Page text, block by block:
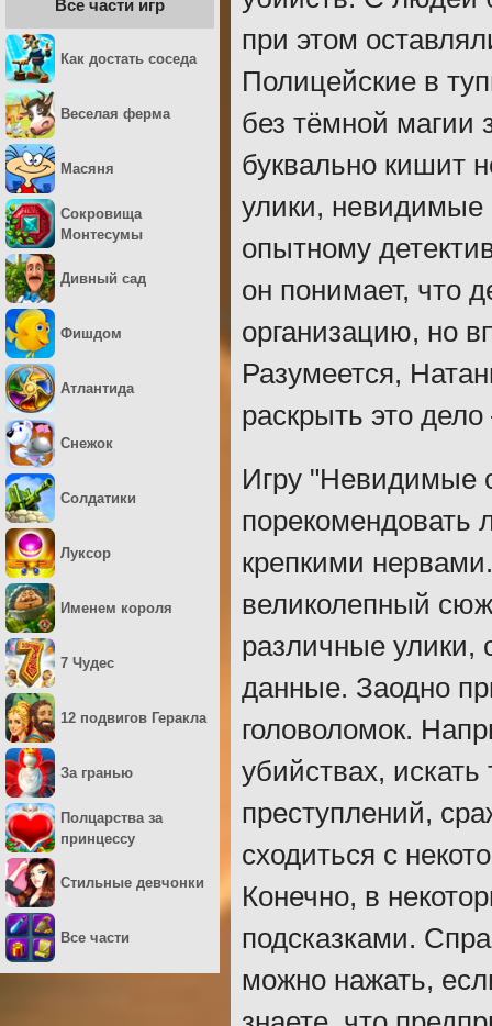
при этом
Полицейские в
без тёмной магии
буквально кишит
улики,
опытному
он понимает, что
организацию, но
Разумеется,
раскрыть это
Игру "Невидимые
крепкими
великолепный
различные улики,
данные. Заодно
головоломок.
убийствах,
преступлений,
сходиться с
Конечно, в
подсказками.
можно нажать,
Все части игр
Как достать соседа
Веселая ферма
Масяня
Сокровища
Монтесумы
Дивный сад
Фишдом
Атлантида
Снежок
Солдатики
Луксор
Именем короля
7 Чудес
12 подвигов Геракла
За гранью
Полцарства за
принцессу
Стильные девчонки
Все части